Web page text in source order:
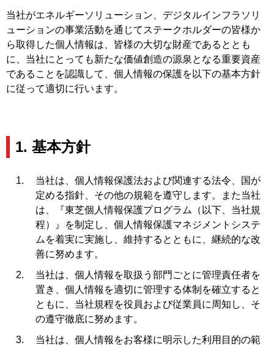
当社がエネルギーソリューション、デジタルインフラソリ
ューションの事業活動を通じてステークホルダーの皆様か
ら取得した個人情報は、皆様の大切な財産であるととも
に、当社にとっても新たな価値創造の源泉となる重要資産
であることを認識して、個人情報の保護を以下の基本方針
に従って適切に行います。
1. 基本方針
当社は、個人情報保護法および関連する法令、国が
定める指針、その他の規範を遵守します。また当社
は、『東芝個人情報保護プログラム（以下、当社規
程）』を制定し、個人情報保護マネジメントシステ
ムを着実に実施し、維持するとともに、継続的な改
善に努めます。
当社は、個人情報を取扱う部門ごとに管理責任者を
置き、個人情報を適切に管理する体制を確立すると
ともに、当社規程を役員および従業員に周知し、そ
の遵守徹底に努めます。
当社は、個人情報をお客様に明示した利用目的の範